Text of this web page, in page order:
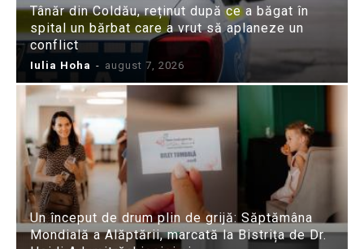
Tânăr din Coldău, reținut după ce a băgat în
spital un bărbat care a vrut să aplaneze un
conflict
Iulia Hoha - august 7, 2026
Un început de drum plin de grijă: Săptămâna
Mondială a Alăptării, marcată la Bistrița de Dr.